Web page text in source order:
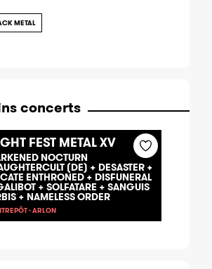
METAL
concerts
FEST METAL XV
NOCTURN
(DE) + DESASTER +
ENTHRONED + DISFUNERAL
+ SOLFATARE + SANGUIS
+ NAMELESS ORDER
- ARLON